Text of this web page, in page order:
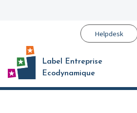
Helpdesk
Label Entreprise
Ecodynamique